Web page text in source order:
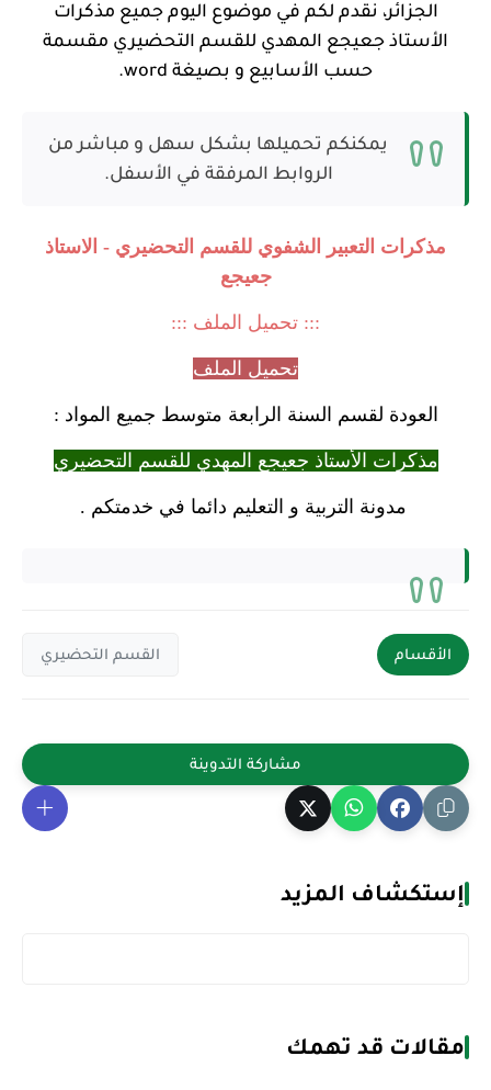
الجزائر، نقدم لكم في موضوع اليوم جميع مذكرات
الأستاذ جعيجع المهدي للقسم التحضيري مقسمة
حسب الأسابيع و بصيغة word.
يمكنكم تحميلها بشكل سهل و مباشر من
الروابط المرفقة في الأسفل.
مذكرات التعبير الشفوي للقسم التحضيري - الاستاذ
جعيجع
::: تحميل الملف :::
تحميل الملف
العودة لقسم السنة الرابعة متوسط جميع المواد :
مذكرات الأستاذ جعيجع المهدي للقسم التحضيري
مدونة التربية و التعليم دائما في خدمتكم .
الأقسام القسم التحضيري
إستكشاف المزيد
مقالات قد تهمك